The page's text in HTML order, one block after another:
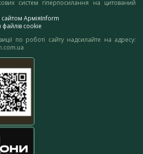
систем гіперпосилання на цитований
сайтом АрміяInform
файлів cookie
по роботі сайту надсилайте на адресу: